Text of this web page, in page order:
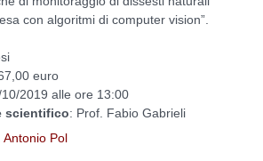
con algoritmi di computer vision”.
euro
2019 alle ore 13:00
scientifico: Prof. Fabio Gabrieli
Antonio Pol